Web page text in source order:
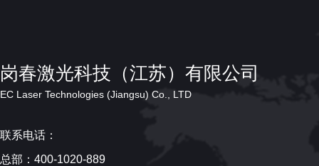
岗春激光科技（江苏）有限公司
EC Laser Technologies (Jiangsu) Co., LTD
联系电话：
总部：400-1020-889